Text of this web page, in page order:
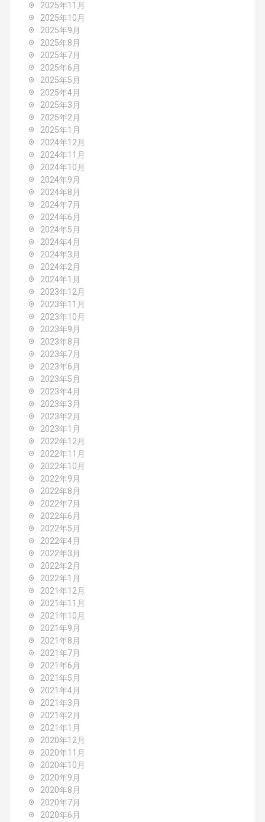
2025年11月
2025年10月
2025年9月
2025年8月
2025年7月
2025年6月
2025年5月
2025年4月
2025年3月
2025年2月
2025年1月
2024年12月
2024年11月
2024年10月
2024年9月
2024年8月
2024年7月
2024年6月
2024年5月
2024年4月
2024年3月
2024年2月
2024年1月
2023年12月
2023年11月
2023年10月
2023年9月
2023年8月
2023年7月
2023年6月
2023年5月
2023年4月
2023年3月
2023年2月
2023年1月
2022年12月
2022年11月
2022年10月
2022年9月
2022年8月
2022年7月
2022年6月
2022年5月
2022年4月
2022年3月
2022年2月
2022年1月
2021年12月
2021年11月
2021年10月
2021年9月
2021年8月
2021年7月
2021年6月
2021年5月
2021年4月
2021年3月
2021年2月
2021年1月
2020年12月
2020年11月
2020年10月
2020年9月
2020年8月
2020年7月
2020年6月